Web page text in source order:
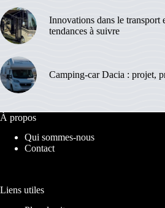
Innovations dans le transport
tendances à suivre
Camping-car Dacia : projet,
À propos
Qui sommes-nous
Contact
Liens utiles